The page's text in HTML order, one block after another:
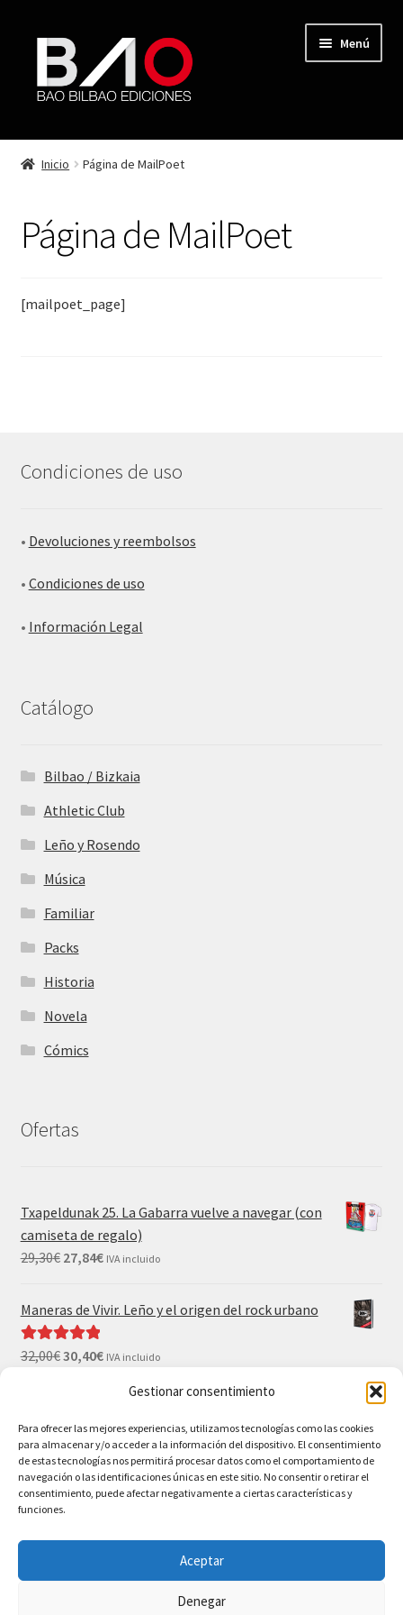
Gestionar consentimiento
Para ofrecer las mejores experiencias, utilizamos tecnologías como las cookies
para almacenar y/o acceder a la información del dispositivo. El consentimiento
de estas tecnologías nos permitirá procesar datos como el comportamiento de
navegación o las identificaciones únicas en este sitio. No consentir o retirar el
consentimiento, puede afectar negativamente a ciertas características y
funciones.
Aceptar
Denegar
Menú
TIENDA
AUTORES
Inicio Página de MailPoet
Página de MailPoet
[mailpoet_page]
Condiciones de uso
• Devoluciones y reembolsos
• Condiciones de uso
• Información Legal
Catálogo
Bilbao / Bizkaia
Athletic Club
Leño y Rosendo
Música
Familiar
Packs
Historia
Novela
Cómics
Ofertas
Txapeldunak 25. La Gabarra vuelve a navegar (con
camiseta de regalo)
29,30€ 27,84€ IVA incluido
Maneras de Vivir. Leño y el origen del rock urbano
Valorado con
32,00€30,40€ IVA incluido
camiseta y postales de regalo)
35,00€33,25€ IVA incluido
© BAO Bilbao Ediciones 2026
Construido con WooCommerce